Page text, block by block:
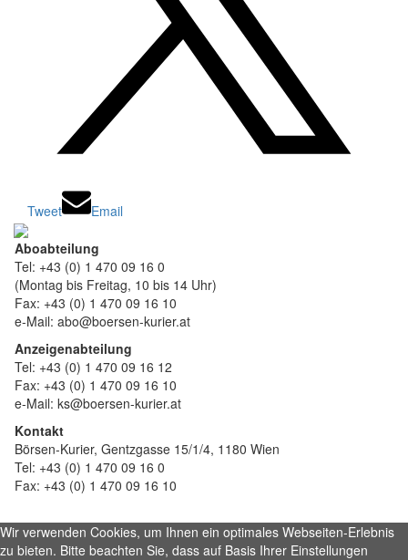
Tweet Email
Aboabteilung
Tel: +43 (0) 1 470 09 16 0
(Montag bis Freitag, 10 bis 14 Uhr)
Fax: +43 (0) 1 470 09 16 10
e-Mail: abo@boersen-kurier.at
Anzeigenabteilung
Tel: +43 (0) 1 470 09 16 12
Fax: +43 (0) 1 470 09 16 10
e-Mail: ks@boersen-kurier.at
Kontakt
Börsen-Kurier, Gentzgasse 15/1/4, 1180 Wien
Tel: +43 (0) 1 470 09 16 0
Fax: +43 (0) 1 470 09 16 10
Wir verwenden Cookies, um Ihnen ein optimales Webseiten-Erlebnis
zu bieten. Bitte beachten Sie, dass auf Basis Ihrer Einstellungen